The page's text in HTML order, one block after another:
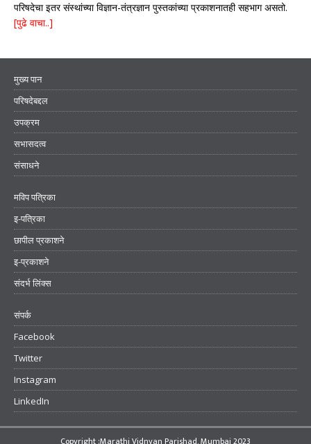
परिषदेचा इतर संस्थांच्या विज्ञान-तंत्रज्ञान पुस्तकांच्या प्रकाशनातही सहभाग असतो.
[पुढे वाचा..]
मुख्य पान
परिषदेबद्दल
उपक्रम
सभासदत्व
संसाधने
मविप पत्रिका
इ-पत्रिका
छापील प्रकाशने
इ-प्रकाशने
संदर्भ लिंक्स
संपर्क
Facebook
Twitter
Instagram
LinkedIn